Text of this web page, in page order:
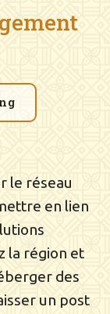
le réseau
en lien
la région et
des
un post